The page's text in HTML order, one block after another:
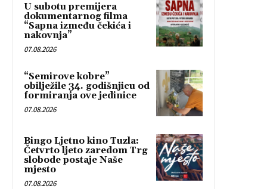
U subotu premijera
dokumentarnog filma
“Sapna između čekića i
nakovnja”
07.08.2026
“Semirove kobre”
obilježile 34. godišnjicu od
formiranja ove jedinice
07.08.2026
Bingo Ljetno kino Tuzla:
Četvrto ljeto zaredom Trg
slobode postaje Naše
mjesto
07.08.2026